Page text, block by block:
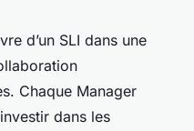
d’un SLI dans une
Chaque Manager
dans les